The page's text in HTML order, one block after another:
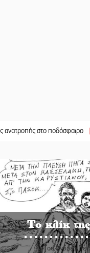
στο ποδόσφαιρο || 5
Το κλίκ
Του Ανδρέα